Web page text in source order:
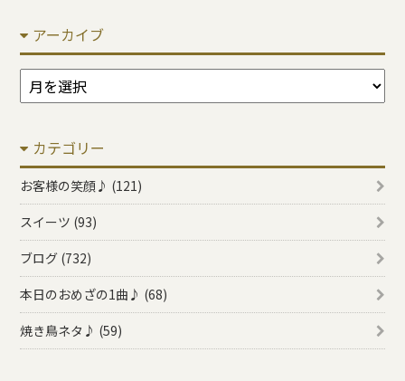
アーカイブ
ア
ー
イ
ブ
カテゴリー
お客様の笑顔♪ (121)
スイーツ (93)
ブログ (732)
本日のおめざの1曲♪ (68)
焼き鳥ネタ♪ (59)